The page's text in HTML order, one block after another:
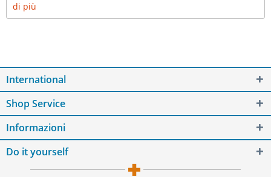
di più
International
Shop Service
Informazioni
Do it yourself